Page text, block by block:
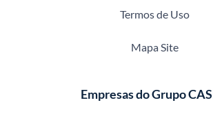
Termos de Uso
Mapa Site
Empresas do Grupo